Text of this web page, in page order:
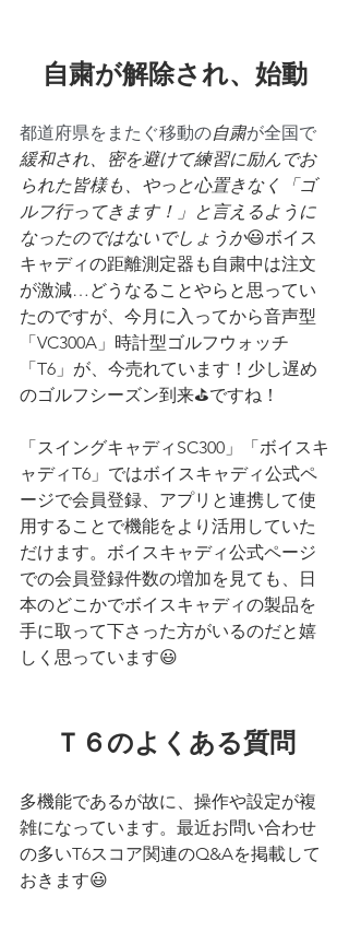
自粛が解除され、始動
都道府県をまたぐ移動の自粛が全国で
緩和され、密を避けて練習に励んでお
られた皆様も、やっと心置きなく「ゴ
ルフ行ってきます！」と言えるように
なったのではないでしょうか😃ボイス
キャディの距離測定器も自粛中は注文
が激減…どうなることやらと思ってい
たのですが、今月に入ってから音声型
「VC300A」時計型ゴルフウォッチ
「T6」が、今売れています！少し遅め
のゴルフシーズン到来⛳ですね！
「スイングキャディSC300」「ボイスキ
ャディT6」ではボイスキャディ公式ペ
ージで会員登録、アプリと連携して使
用することで機能をより活用していた
だけます。ボイスキャディ公式ページ
での会員登録件数の増加を見ても、日
本のどこかでボイスキャディの製品を
手に取って下さった方がいるのだと嬉
しく思っています😃
Ｔ６のよくある質問
多機能であるが故に、操作や設定が複
雑になっています。最近お問い合わせ
の多いT6スコア関連のQ&Aを掲載して
おきます😃